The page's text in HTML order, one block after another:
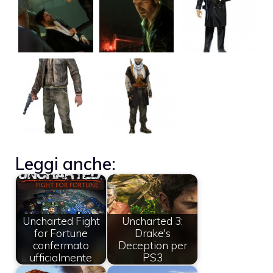
Leggi anche:
Uncharted Fight
for Fortune
confermato
ufficialmente
Uncharted 3:
Drake's
Deception per
PS3